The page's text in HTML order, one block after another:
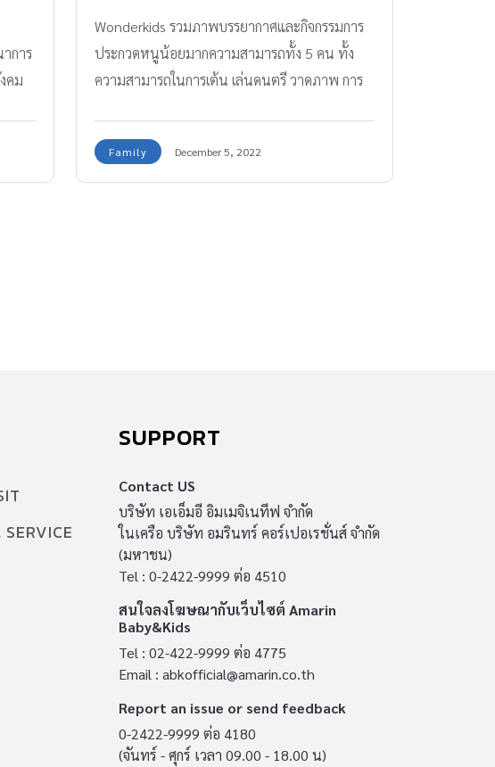
การ
คม
Wonderkids รวมภาพบรรยากาศและกิจกรรมการ
ประกวดหนูน้อยมากความสามารถทั้ง 5 คน ทั้ง
ความสามารถในการเต้น เล่นดนตรี วาดภาพ การ
Family December 5, 2022
SUPPORT
Contact US
บริษัท เอเอ็มอี อิมเมจิเนทีฟ จำกัด
ในเครือ บริษัท อมรินทร์ คอร์เปอเรชั่นส์ จำกัด
(มหาชน)
Tel : 0-2422-9999 ต่อ 4510
สนใจลงโฆษณากับเว็บไซต์ Amarin
Baby&Kids
Tel : 02-422-9999 ต่อ 4775
Email : abkofficial@amarin.co.th
Report an issue or send feedback
0-2422-9999 ต่อ 4180
(จันทร์ - ศุกร์ เวลา 09.00 - 18.00 น)